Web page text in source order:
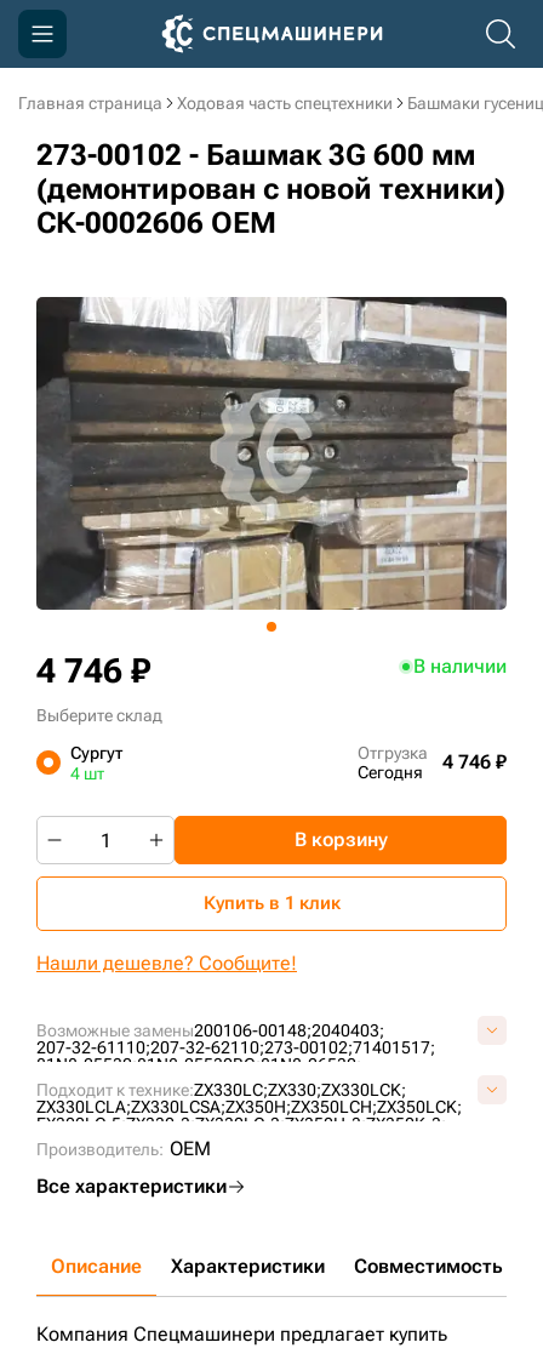
Главная страница Ходовая часть спецтехники Башмаки гусениц
273-00102 - Башмак 3G 600 мм
(демонтирован с новой техники)
СК-0002606 OEM
Возможные замены200106-00148;2040403;
207-32-61110;207-32-62110;273-00102;71401517;
81N8-25530;81N8-25530BG;81N8-26530;
81N8-26530BG;
AT219594;IS4986/600;K1007041;
KM2118/600;Z40303M0N0600;Z40303M0N0600V;
Подходит к технике:ZX330LC;ZX330;ZX330LCK;
ZX330LCLA;ZX330LCSA;ZX350H;ZX350LCH;ZX350LCK;
EX300LC-5;ZX330-3;ZX330LC-3;ZX350H-3;ZX350K-3;
ZX350L-3;
ZX350LCH-3;
ZX270LC-3;PC300LC-7;
PC300-6;
R320LC-7;ZX270;ZX270LC;
Производитель: OEM
Все характеристики
4 746 ₽ В наличии
Выберите склад
Сургут
4 шт
Отгрузка
Сегодня
4 746 ₽
В корзину
Купить в 1 клик
Нашли дешевле? Сообщите!
Описание Характеристики Совместимость
Компания Спецмашинери предлагает купить
Компания
Акции
Доставка и оплата
Контакты
3D тур по производству
3D тур по складам
sksale@skdst.ru
+7 (499) 394-50-93